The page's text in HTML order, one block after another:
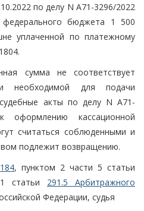
по делу N А71-3296/2022
бюджета 1 500
уплаченной по платежному
сумма не соответствует
необходимой для подачи
акты по делу N А71-
оформлению кассационной
считаться соблюденными и
подлежит возвращению.
184, пунктом 2 части 5 статьи
статьи 291.5 Арбитражного
Федерации, судья